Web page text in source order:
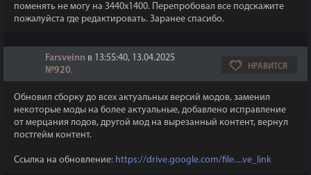
поменять не могу на 3440х1400. Перепробовал все подскажите
пожалуйста где редактировать. Заранее спасибо.
Farsveinn в 13:55:40, 13.04.2025
№920, НРАВИТСЯ
Обновил сборку до всех актуальных версий модов, заменил
некоторые моды на более актуальные, добавлено исправление
от мерцания лодов, другой мод на вырезанный контент, вернул
постгейм контент.
Ссылка на обновление: https://drive.google.com/file....ve_link